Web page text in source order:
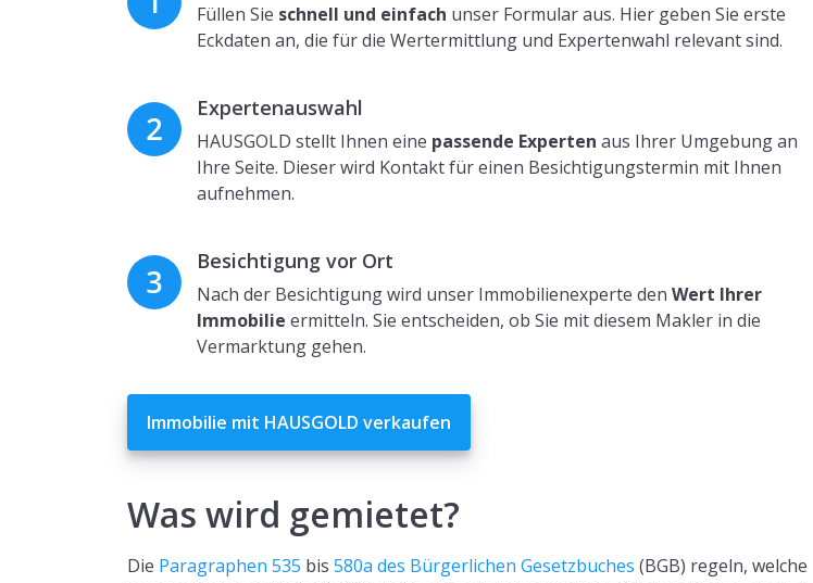
Füllen Sie schnell und einfach unser Formular aus. Hier geben Sie erste
Eckdaten an, die für die Wertermittlung und Expertenwahl relevant sind.
Expertenauswahl
HAUSGOLD stellt Ihnen eine passende Experten aus Ihrer Umgebung an
Ihre Seite. Dieser wird Kontakt für einen Besichtigungstermin mit Ihnen
aufnehmen.
Besichtigung vor Ort
Nach der Besichtigung wird unser Immobilienexperte den Wert Ihrer
Immobilie ermitteln. Sie entscheiden, ob Sie mit diesem Makler in die
Vermarktung gehen.
Immobilie mit HAUSGOLD verkaufen
Was wird gemietet?
Die Paragraphen 535 bis 580a des Bürgerlichen Gesetzbuches (BGB) regeln, welche